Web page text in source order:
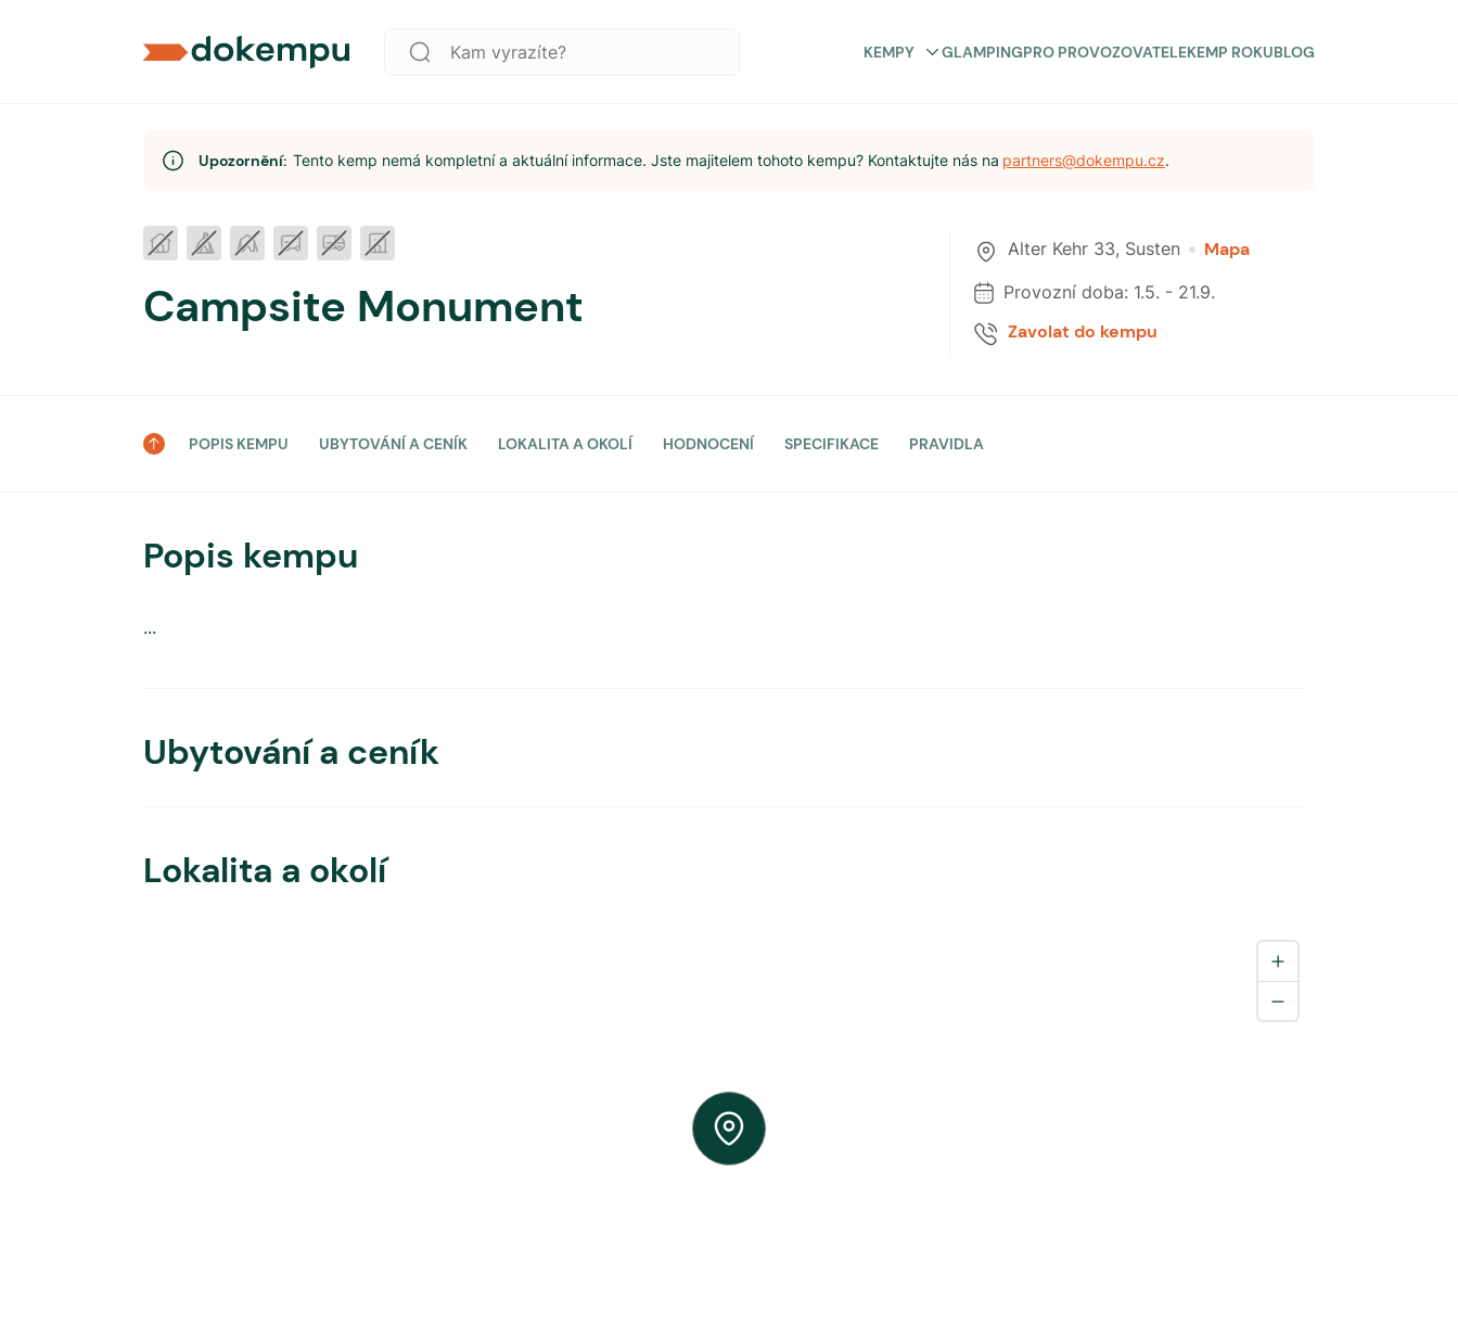
KEMPY GLAMPINGPRO PROVOZOVATELEKEMP ROKUBLOG
Upozornění: Tento kemp nemá kompletní a aktuální informace. Jste majitelem tohoto kempu? Kontaktujte nás na partners@dokempu.cz.
Campsite Monument
Alter Kehr 33, Susten Mapa
Provozní doba: 1.5. - 21.9.
Zavolat do kempu
POPIS KEMPU UBYTOVÁNÍ A CENÍK LOKALITA A OKOLÍ HODNOCENÍ SPECIFIKACE PRAVIDLA
Popis kempu
...
Ubytování a ceník
Lokalita a okolí